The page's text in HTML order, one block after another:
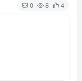
0 8 4